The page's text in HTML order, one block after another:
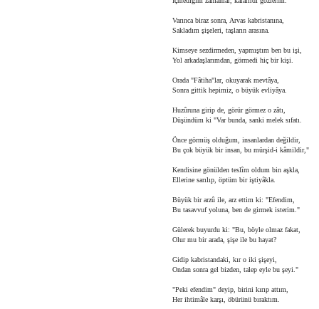
Varınca biraz sonra, Arvas kabristanına,
Sakladım şişeleri, taşların arasına.
Kimseye sezdirmeden, yapmıştım ben bu işi,
Yol arkadaşlarımdan, görmedi hiç bir kişi.
Orada "Fâtiha"lar, okuyarak mevtâya,
Sonra gittik hepimiz, o büyük evliyâya.
Huzûruna girip de, görür görmez o zâtı,
Düşündüm ki "Var bunda, sanki melek sıfatı.
Önce görmüş olduğum, insanlardan değildir,
Bu çok büyük bir insan, bu mürşid-i kâmildir,"
Kendisine gönülden teslîm oldum bin aşkla,
Ellerine sarılıp, öptüm bir iştiyâkla.
Büyük bir arzû ile, arz ettim ki: "Efendim,
Bu tasavvuf yoluna, ben de girmek isterim."
Gülerek buyurdu ki: "Bu, böyle olmaz fakat,
Olur mu bir arada, şişe ile bu hayat?
Gidip kabristandaki, kır o iki şişeyi,
Ondan sonra gel bizden, talep eyle bu şeyi."
"Peki efendim" deyip, birini kırıp attım,
Her ihtimâle karşı, öbürünü bıraktım.